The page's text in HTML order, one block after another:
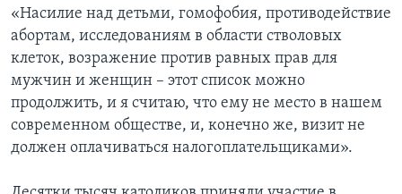
«Насилие над детьми, гомофобия, противодействие
абортам, исследованиям в области стволовых
клеток, возражение против равных прав для
мужчин и женщин – этот список можно
продолжить, и я считаю, что ему не место в нашем
современном обществе, и, конечно же, визит не
должен оплачиваться налогоплательщиками».